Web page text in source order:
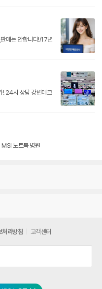
매는 안합니다!/17년
! 24시 상담 강변테크
MSI 노트북 병원
처리방침 고객센터